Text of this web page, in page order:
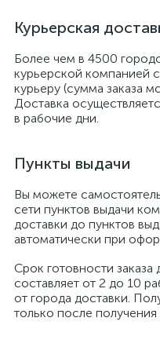
Курьерская
Более чем в 4500
курьерской компанией
курьеру (сумма заказа
Доставка
в рабочие дни.
Пункты выдачи
Вы можете
сети пунктов выдачи
доставки до пунктов
автоматически при
Срок готовности заказа
составляет от 2 до 10
от города доставки.
только после